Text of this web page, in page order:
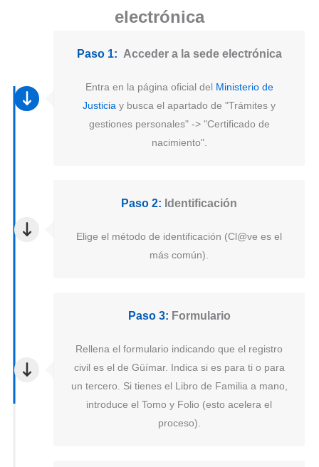
electrónica
Paso 1: Acceder a la sede electrónica
Entra en la página oficial del Ministerio de
Justicia y busca el apartado de "Trámites y
gestiones personales" -> "Certificado de
nacimiento".
Paso 2: Identificación
Elige el método de identificación (Cl@ve es el
más común).
Paso 3: Formulario
Rellena el formulario indicando que el registro
civil es el de Güímar. Indica si es para ti o para
un tercero. Si tienes el Libro de Familia a mano,
introduce el Tomo y Folio (esto acelera el
proceso).